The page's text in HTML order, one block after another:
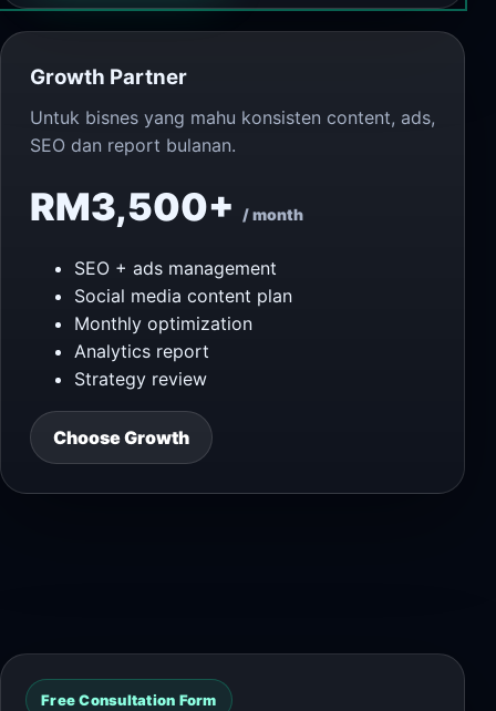
Growth Partner
Untuk bisnes yang mahu konsisten content, ads,
SEO dan report bulanan.
RM3,500+ / month
SEO + ads management
Social media content plan
Monthly optimization
Analytics report
Strategy review
Choose Growth
Free Consultation Form